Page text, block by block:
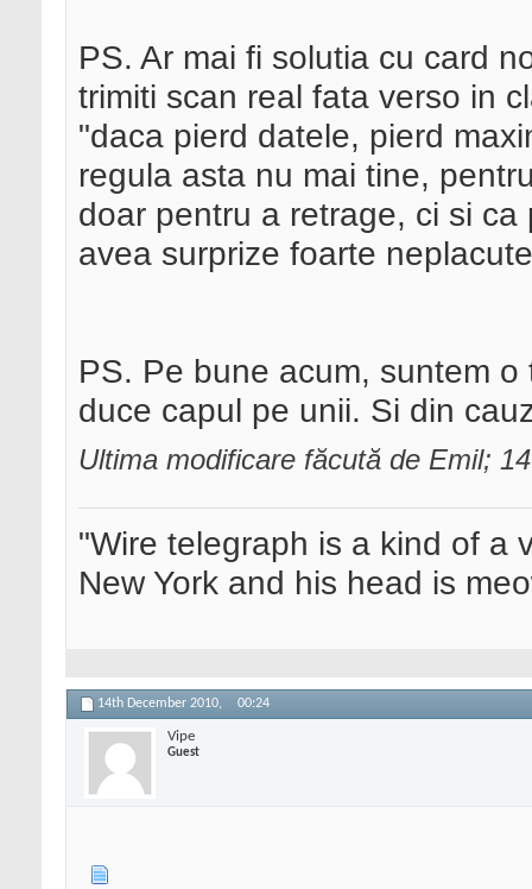
PS. Ar mai fi solutia cu card
trimiti scan real fata verso in
"daca pierd datele, pierd
regula asta nu mai tine,
doar pentru a retrage, ci si
avea surprize foarte
PS. Pe bune acum, suntem
duce capul pe unii. Si din
Ultima modificare făcută de Emil;
"Wire telegraph is a kind of a
New York and his head is
14th December 2010, 00:24
Vipe
Guest